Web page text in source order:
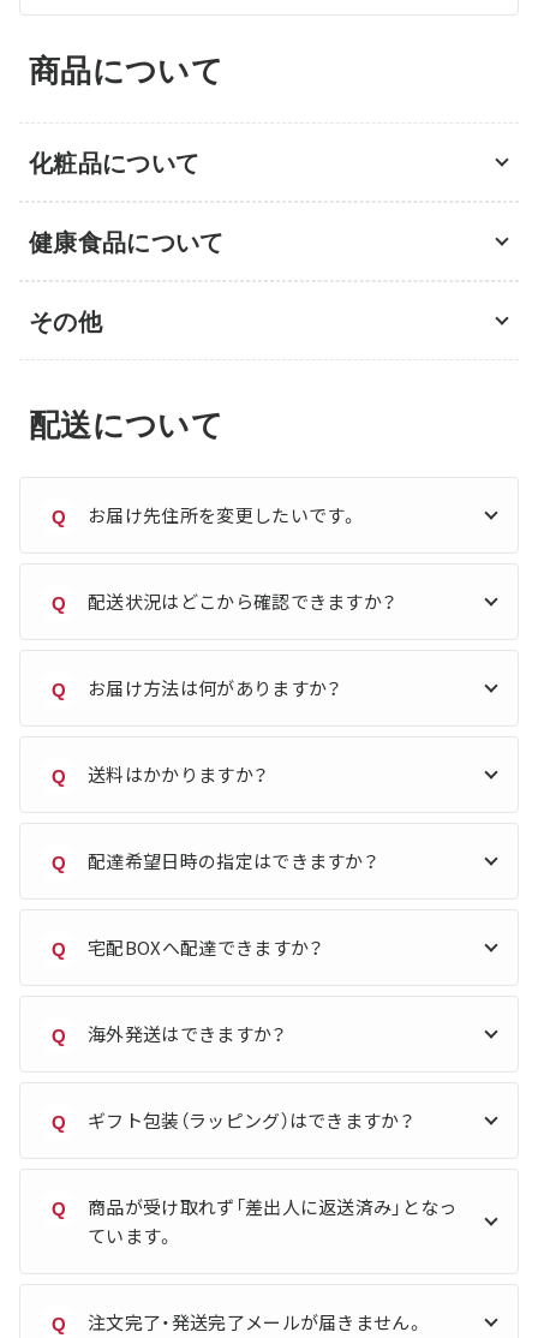
商品について
化粧品について
健康食品について
その他
配送について
Q お届け先住所を変更したいです。
Q 配送状況はどこから確認できますか？
Q お届け方法は何がありますか？
Q 送料はかかりますか？
Q 配達希望日時の指定はできますか？
Q 宅配BOXへ配達できますか？
Q 海外発送はできますか？
Q ギフト包装（ラッピング）はできますか？
Q
商品が受け取れず「差出人に返送済み」となっ
ています。
Q 注文完了・発送完了メールが届きません。